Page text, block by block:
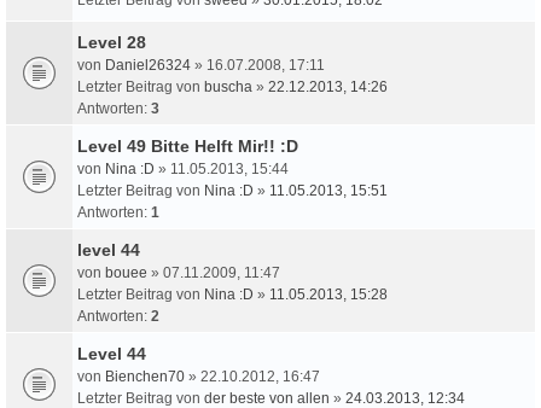
Level 28
von Daniel26324 » 16.07.2008, 17:11
Letzter Beitrag von buscha » 22.12.2013, 14:26
Antworten: 3
Level 49 Bitte Helft Mir!! :D
von Nina :D » 11.05.2013, 15:44
Letzter Beitrag von Nina :D » 11.05.2013, 15:51
Antworten: 1
level 44
von bouee » 07.11.2009, 11:47
Letzter Beitrag von Nina :D » 11.05.2013, 15:28
Antworten: 2
Level 44
von Bienchen70 » 22.10.2012, 16:47
Letzter Beitrag von der beste von allen » 24.03.2013, 12:34